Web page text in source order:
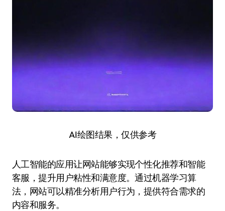
AI绘图结果，仅供参考
人工智能的应用让网站能够实现个性化推荐和智能
客服，提升用户粘性和满意度。通过机器学习算
法，网站可以精准分析用户行为，提供符合需求的
内容和服务。